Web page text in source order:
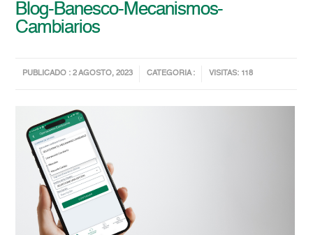
Blog-Banesco-Mecanismos-
Cambiarios
PUBLICADO : 2 AGOSTO, 2023 CATEGORIA : VISITAS: 118